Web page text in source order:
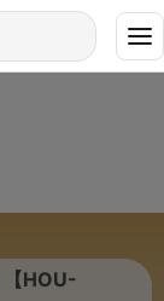
HOU-